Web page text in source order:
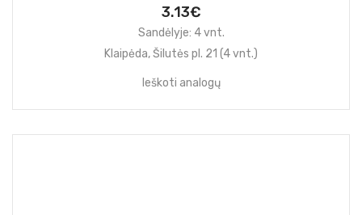
3.13€
Sandėlyje: 4 vnt.
Klaipėda, Šilutės pl. 21 (4 vnt.)
Ieškoti analogų